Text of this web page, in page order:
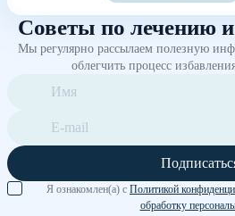
Советы по лечению
Мы регулярно рассылаем полезную
облегчить процесс
Я ознакомлен(а) с Политикой
обработку